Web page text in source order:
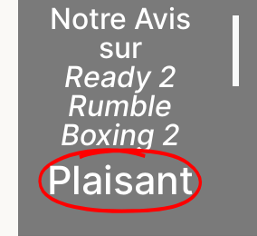
Notre Avis
sur
Ready 2
Rumble
Boxing 2
Plaisant